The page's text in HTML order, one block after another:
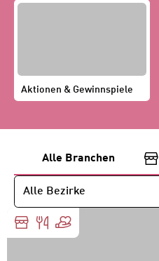
Aktionen & Gewinnspiele
e
i
t
Alle Branchen
NACH
BEZIRK
FILTERN